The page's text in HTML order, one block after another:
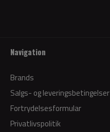
Navigation
Brands
Salgs- og leveringsbetingelser
Fortrydelsesformular
Privatlivspolitik